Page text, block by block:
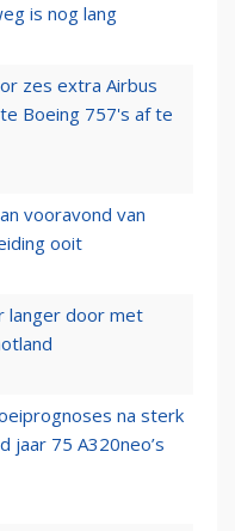
is nog lang
zes extra Airbus
Boeing 757's af te
vooravond van
ooit
langer door met
na sterk
jaar 75 A320neo’s